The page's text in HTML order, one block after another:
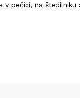
v pečici, na štedilniku